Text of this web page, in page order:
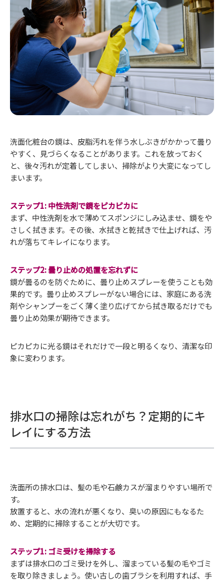
洗面化粧台の鏡は、皮脂汚れを伴う水しぶきがかかって曇り
やすく、見づらくなることがあります。これを放っておく
と、後々汚れが定着してしまい、掃除がより大変になってし
まいます。
ステップ1: 中性洗剤で鏡をピカピカに
まず、中性洗剤を水で薄めてスポンジにしみ込ませ、鏡をや
さしく拭きます。その後、水拭きと乾拭きで仕上げれば、汚
れが落ちてキレイになります。
ステップ2: 曇り止めの処置を忘れずに
鏡が曇るのを防ぐために、曇り止めスプレーを使うことも効
果的です。曇り止めスプレーがない場合には、家庭にある洗
剤やシャンプーをごく薄く塗り広げてから拭き取るだけでも
曇り止め効果が期待できます。
ピカピカに光る鏡はそれだけで一段と明るくなり、清潔な印
象に変わります。
排水口の掃除は忘れがち？定期的にキ
レイにする方法
洗面所の排水口は、髪の毛や石鹸カスが溜まりやすい場所で
す。
放置すると、水の流れが悪くなり、臭いの原因にもなるた
め、定期的に掃除することが大切です。
ステップ1: ゴミ受けを掃除する
まずは排水口のゴミ受けを外し、溜まっている髪の毛やゴミ
を取り除きましょう。使い古しの歯ブラシを利用すれば、手